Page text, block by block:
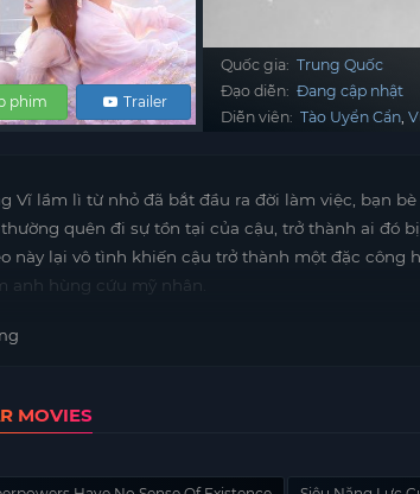
Trailer
phim
Quốc gia: Trung Quốc
Đạo diễn: Đang cập nhật
Diễn viên: Tào Uyển Cẩn
Vĩ lầm lì từ nhỏ đã bắt đầu ra đời làm việc, bạn
quên đi sự tồn tại của cậu, trở thành ai đó
này lại vô tình khiến cậu trở thành một đặc công
anh hùng cứu mỹ nhân.
MOVIES